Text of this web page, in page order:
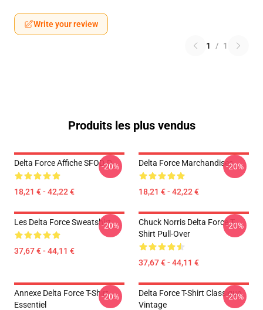
Write your review
1 / 1
Produits les plus vendus
Delta Force Affiche SFOD-D
18,21 € - 42,22 €
-20% Delta Force Marchandises
18,21 € - 42,22 €
-20%
Les Delta Force Sweatshirt
37,67 € - 44,11 €
-20%
Chuck Norris Delta Force T-
Shirt Pull-Over
37,67 € - 44,11 €
-20%
Annexe Delta Force T-Shirt
Essentiel
-20%
Delta Force T-Shirt Classique
Vintage
-20%